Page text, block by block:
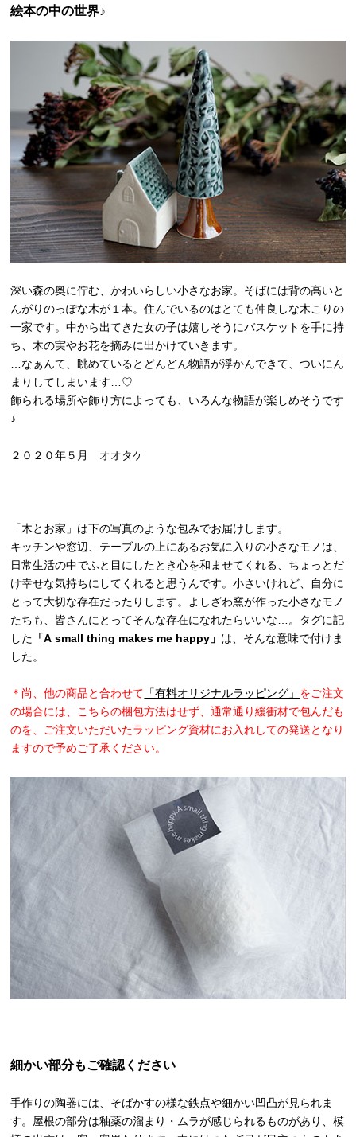
絵本の中の世界♪
深い森の奥に佇む、かわいらしい小さなお家。そばには背の高いと
んがりのっぽな木が１本。住んでいるのはとても仲良しな木こりの
一家です。中から出てきた女の子は嬉しそうにバスケットを手に持
ち、木の実やお花を摘みに出かけていきます。
…なぁんて、眺めているとどんどん物語が浮かんできて、ついにん
まりしてしまいます…♡
飾られる場所や飾り方によっても、いろんな物語が楽しめそうです
♪
２０２０年５月 オオタケ
「木とお家」は下の写真のような包みでお届けします。
キッチンや窓辺、テーブルの上にあるお気に入りの小さなモノは、
日常生活の中でふと目にしたとき心を和ませてくれる、ちょっとだ
け幸せな気持ちにしてくれると思うんです。小さいけれど、自分に
とって大切な存在だったりします。よしざわ窯が作った小さなモノ
たちも、皆さんにとってそんな存在になれたらいいな…。タグに記
した 「A small thing makes me happy」 は、そんな意味で付けま
した。
＊尚、他の商品と合わせて 「有料オリジナルラッピング」 をご注文
の場合には、こちらの梱包方法はせず、通常通り緩衝材で包んだも
のを、ご注文いただいたラッピング資材にお入れしての発送となり
ますので予めご了承ください。
細かい部分もご確認ください
手作りの陶器には、そばかすの様な鉄点や細かい凹凸が見られま
す。屋根の部分は釉薬の溜まり・ムラが感じられるものがあり、模